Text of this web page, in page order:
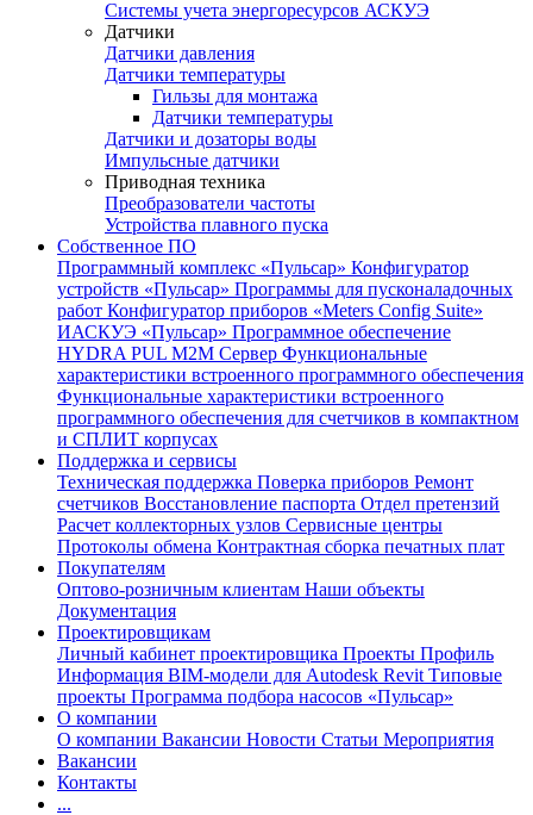
Системы учета энергоресурсов АСКУЭ
Датчики
Датчики давления
Датчики температуры
Гильзы для монтажа
Датчики температуры
Датчики и дозаторы воды
Импульсные датчики
Приводная техника
Преобразователи частоты
Устройства плавного пуска
Собственное ПО
Программный комплекс «Пульсар» Конфигуратор
устройств «Пульсар» Программы для пусконаладочных
работ Конфигуратор приборов «Meters Config Suite»
ИАСКУЭ «Пульсар» Программное обеспечение
HYDRA PUL M2M Сервер Функциональные
характеристики встроенного программного обеспечения
Функциональные характеристики встроенного
программного обеспечения для счетчиков в компактном
и СПЛИТ корпусах
Поддержка и сервисы
Техническая поддержка Поверка приборов Ремонт
счетчиков Восстановление паспорта Отдел претензий
Расчет коллекторных узлов Сервисные центры
Протоколы обмена Контрактная сборка печатных плат
Покупателям
Оптово-розничным клиентам Наши объекты
Документация
Проектировщикам
Личный кабинет проектировщика Проекты Профиль
Информация BIM-модели для Autodesk Revit Типовые
проекты Программа подбора насосов «Пульсар»
О компании
О компании Вакансии Новости Статьи Мероприятия
Вакансии
Контакты
...